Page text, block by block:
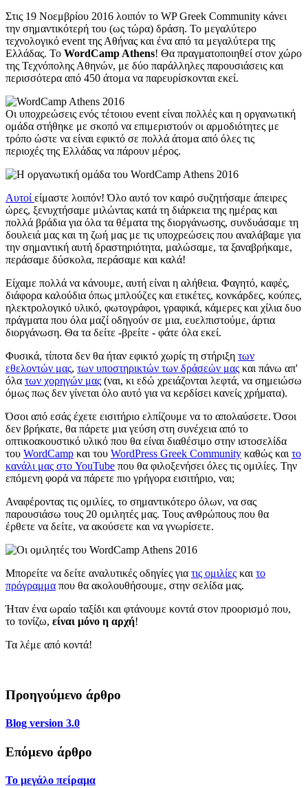
Στις 19 Νοεμβρίου 2016 λοιπόν το WP Greek Community κάνει
την σημαντικότερή του (ως τώρα) δράση. Το μεγαλύτερο
τεχνολογικό event της Αθήνας και ένα από τα μεγαλύτερα της
Ελλάδας. Το WordCamp Athens! Θα πραγματοποιηθεί στον χώρο
της Τεχνόπολης Αθηνών, με δύο παράλληλες παρουσιάσεις και
περισσότερα από 450 άτομα να παρευρίσκονται εκεί.
Οι υποχρεώσεις ενός τέτοιου event είναι πολλές και η οργανωτική
ομάδα στήθηκε με σκοπό να επιμεριστούν οι αρμοδιότητες με
τρόπο ώστε να είναι εφικτό σε πολλά άτομα από όλες τις
περιοχές της Ελλάδας να πάρουν μέρος.
Αυτοί είμαστε λοιπόν! Όλο αυτό τον καιρό συζητήσαμε άπειρες
ώρες, ξενυχτήσαμε μιλώντας κατά τη διάρκεια της ημέρας και
πολλά βράδια για όλα τα θέματα της διοργάνωσης, συνδυάσαμε τη
δουλειά μας και τη ζωή μας με τις υποχρεώσεις που αναλάβαμε για
την σημαντική αυτή δραστηριότητα, μαλώσαμε, τα ξαναβρήκαμε,
περάσαμε δύσκολα, περάσαμε και καλά!
Είχαμε πολλά να κάνουμε, αυτή είναι η αλήθεια. Φαγητό, καφές,
διάφορα καλούδια όπως μπλούζες και ετικέτες, κονκάρδες, κούπες,
ηλεκτρολογικό υλικό, φωτογράφοι, γραφικά, κάμερες και χίλια δυο
πράγματα που όλα μαζί οδηγούν σε μια, ευελπιστούμε, άρτια
διοργάνωση. Θα τα δείτε -βρείτε - φάτε όλα εκεί.
Φυσικά, τίποτα δεν θα ήταν εφικτό χωρίς τη στήριξη των
εθελοντών μας, των υποστηρικτών των δράσεών μας και πάνω απ'
όλα των χορηγών μας (ναι, κι εδώ χρειάζονται λεφτά, να σημειώσω
όμως πως δεν γίνεται όλο αυτό για να κερδίσει κανείς χρήματα).
Όσοι από εσάς έχετε εισιτήριο ελπίζουμε να το απολαύσετε. Όσοι
δεν βρήκατε, θα πάρετε μια γεύση στη συνέχεια από το
οπτικοακουστικό υλικό που θα είναι διαθέσιμο στην ιστοσελίδα
του WordCamp και του WordPress Greek Community καθώς και το
κανάλι μας στο YouTube που θα φιλοξενήσει όλες τις ομιλίες. Την
επόμενη φορά να πάρετε πιο γρήγορα εισιτήριο, ναι;
Αναφέροντας τις ομιλίες, το σημαντικότερο όλων, να σας
παρουσιάσω τους 20 ομιλητές μας. Τους ανθρώπους που θα
έρθετε να δείτε, να ακούσετε και να γνωρίσετε.
Μπορείτε να δείτε αναλυτικές οδηγίες για τις ομιλίες και το
πρόγραμμα που θα ακολουθήσουμε, στην σελίδα μας.
Ήταν ένα ωραίο ταξίδι και φτάνουμε κοντά στον προορισμό που,
το τονίζω, είναι μόνο η αρχή!
Τα λέμε από κοντά!
Προηγούμενο άρθρο
Blog version 3.0
Επόμενο άρθρο
Το μεγάλο πείραμα